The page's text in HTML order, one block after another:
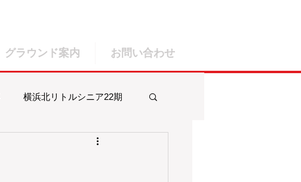
グラウンド案内 お問い合わせ
横浜北リトルシニア22期